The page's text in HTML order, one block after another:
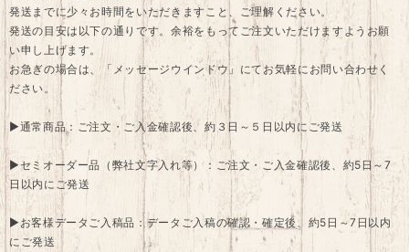
発送までに少々お時間をいただきますこと、ご理解ください。
発送の目安は以下の通りです。余裕をもってご注文いただけますようお願
い申し上げます。
お急ぎの場合は、「メッセージウインドウ」にてお気軽にお問い合わせく
ださい。
▶通常商品：ご注文・ご入金確認後、約３日～５日以内にご発送
▶セミオーダー品（弊社文字入れ等）：ご注文・ご入金確認後、約5日～7
日以内にご発送
▶お客様データご入稿品：データご入稿の確認・確定後、約5日～7日以内
にご発送